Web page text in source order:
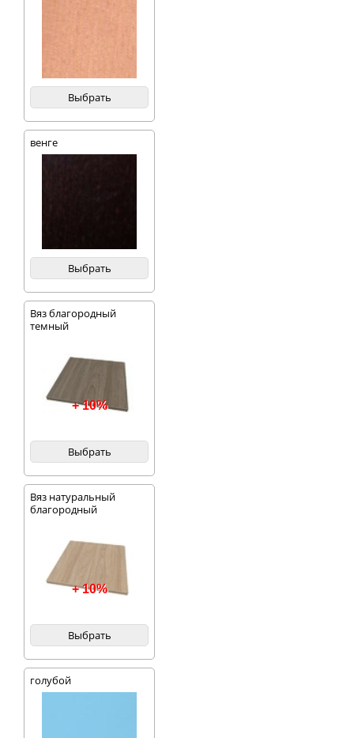
Выбрать
венге
Выбрать
Вяз благородный
темный
+ 10%
Выбрать
Вяз натуральный
благородный
+ 10%
Выбрать
голубой